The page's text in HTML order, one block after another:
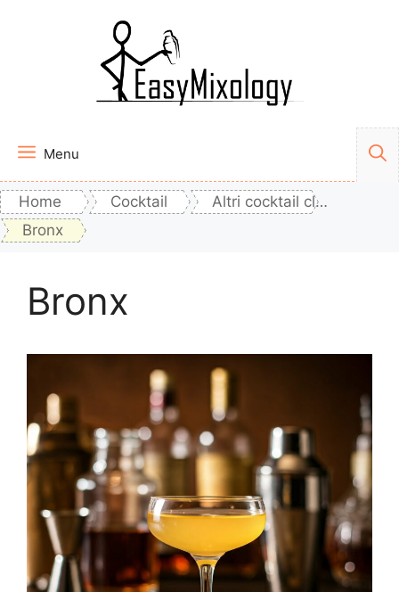
Menu
Home Cocktail
Altri cocktail classici
Bronx
Bronx